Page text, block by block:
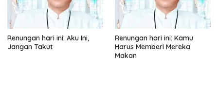
Renungan hari ini: Aku Ini,
Jangan Takut
Renungan hari ini: Kamu
Harus Memberi Mereka
Makan